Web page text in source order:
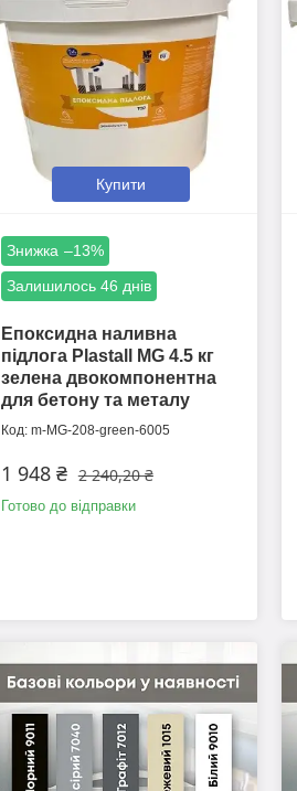
Купити
–13%
Залишилось 46 днів
Епоксидна наливна
підлога Plastall MG 4.5 кг
зелена двокомпонентна
для бетону та металу
m-MG-208-green-6005
2 240,20 ₴
1 948 ₴
Готово до відправки